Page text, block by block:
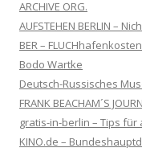
ARCHIVE ORG.
AUFSTEHEN BERLIN –
BER – FLUCHhafenkosten
Bodo Wartke
Deutsch-Russisches
FRANK BEACHAM´S
gratis-in-berlin – Tips für
KINO.de –